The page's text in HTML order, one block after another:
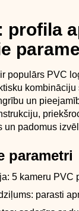
profila
populārs PVC
kombināciju
un
un padomus
parametri
5 kameru PVC
parasti